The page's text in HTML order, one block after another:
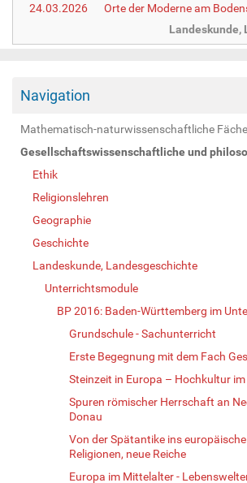
24.03.2026
Orte der Moderne am
Landeskunde,
Navigation
Mathematisch-naturwissenschaftliche
Gesellschaftswissenschaftliche und
Ethik
Religionslehren
Geographie
Geschichte
Landeskunde, Landesgeschichte
Unterrichtsmodule
BP 2016: Baden-Württemberg im
Grundschule - Sachunterricht
Erste Begegnung mit dem Fach
Steinzeit in Europa – Hochkultur
Spuren römischer Herrschaft an
Donau
Von der Spätantike ins
Religionen, neue Reiche
Europa im Mittelalter -